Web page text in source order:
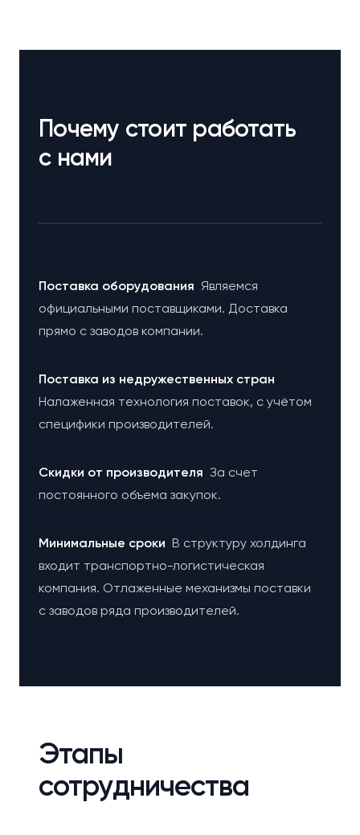
Почему стоит работать
с нами
Поставка оборудования Являемся
официальными поставщиками. Доставка
прямо с заводов компании.
Поставка из недружественных стран
Налаженная технология поставок, с учётом
специфики производителей.
Cкидки от производителя За счет
постоянного объема закупок.
Минимальные сроки В структуру холдинга
входит транспортно-логистическая
компания. Отлаженные механизмы поставки
с заводов ряда производителей.
Этапы
сотрудничества